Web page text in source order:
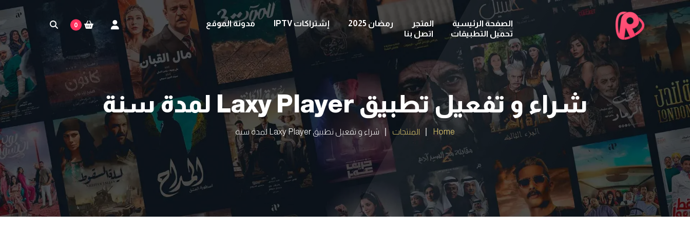
الصفحة الرئيسية المتجر رمضان 2025 إشتراكات IPTV
مدونة الموقع
تحميل التطبيقات
اتصل بنا
0
شراء و تفعيل تطبيق Laxy Player لمدة سنة
Home المنتجات شراء و تفعيل تطبيق Laxy Player لمدة سنة